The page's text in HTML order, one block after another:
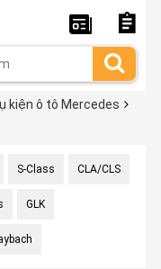
kiện ô tô Mercedes
S-Class CLA/CLS
GLK